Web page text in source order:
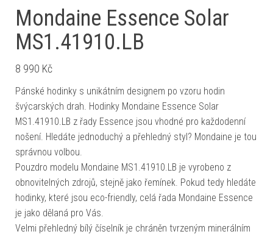
Mondaine Essence Solar
MS1.41910.LB
8 990 Kč
Pánské hodinky s unikátním designem po vzoru hodin
švýcarských drah. Hodinky Mondaine Essence Solar
MS1.41910.LB z řady Essence jsou vhodné pro každodenní
nošení. Hledáte jednoduchý a přehledný styl? Mondaine je tou
správnou volbou.
Pouzdro modelu Mondaine MS1.41910.LB je vyrobeno z
obnovitelných zdrojů, stejně jako řemínek. Pokud tedy hledáte
hodinky, které jsou eco-friendly, celá řada Mondaine Essence
je jako dělaná pro Vás.
Velmi přehledný bílý číselník je chráněn tvrzeným minerálním